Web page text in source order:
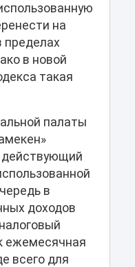
на
в новой
такая
палаты
действующий
в
доходов
ежемесячная
всего для